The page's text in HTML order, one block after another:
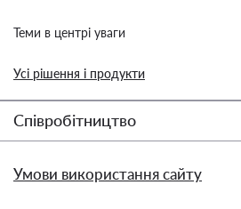
Теми в центрі уваги
Усі рішення і продукти
Співробітництво
Умови використання сайту